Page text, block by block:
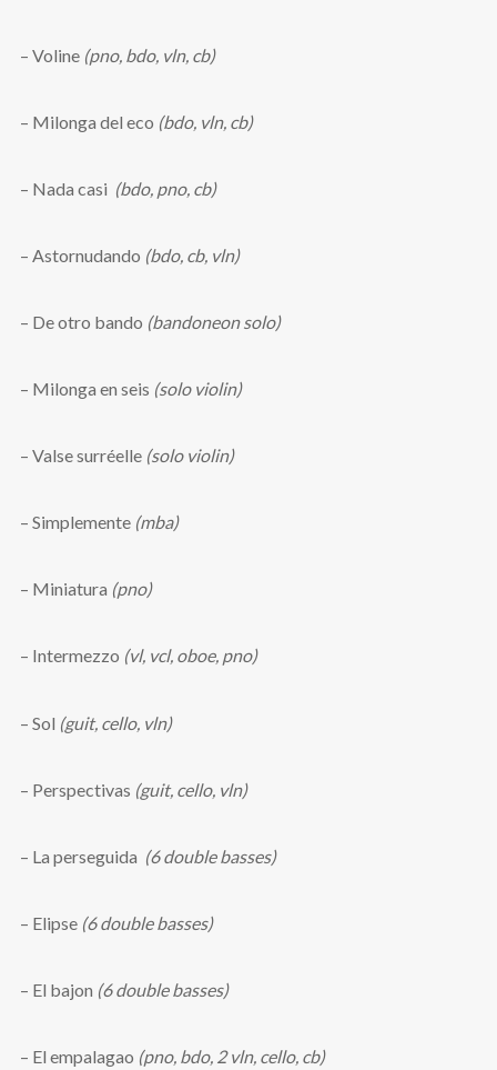
– Voline (pno, bdo, vln, cb)
– Milonga del eco (bdo, vln, cb)
– Nada casi (bdo, pno, cb)
– Astornudando (bdo, cb, vln)
– De otro bando (bandoneon solo)
– Milonga en seis (solo violin)
– Valse surréelle (solo violin)
– Simplemente (mba)
– Miniatura (pno)
– Intermezzo (vl, vcl, oboe, pno)
– Sol (guit, cello, vln)
– Perspectivas (guit, cello, vln)
– La perseguida (6 double basses)
– Elipse (6 double basses)
– El bajon (6 double basses)
– El empalagao (pno, bdo, 2 vln, cello, cb)